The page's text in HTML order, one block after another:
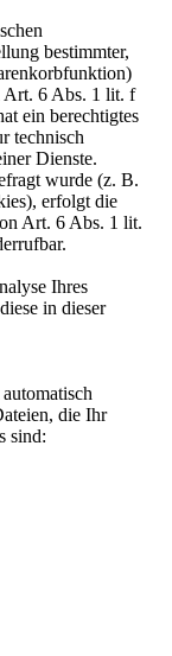
bestimmter,
Art. 6 Abs. 1 lit. f
ein berechtigtes
technisch
Dienste.
wurde (z. B.
erfolgt die
Art. 6 Abs. 1 lit.
Ihres
in dieser
die Ihr
sind: